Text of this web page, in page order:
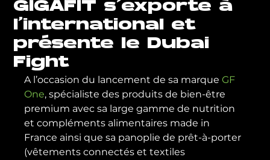
GIGAFIT s’exporte à
l’international et
présente le Dubai
Fight
A l’occasion du lancement de sa marque GF
One, spécialiste des produits de bien-être
premium avec sa large gamme de nutrition
et compléments alimentaires made in
France ainsi que sa panoplie de prêt-à-porter
(vêtements connectés et textiles